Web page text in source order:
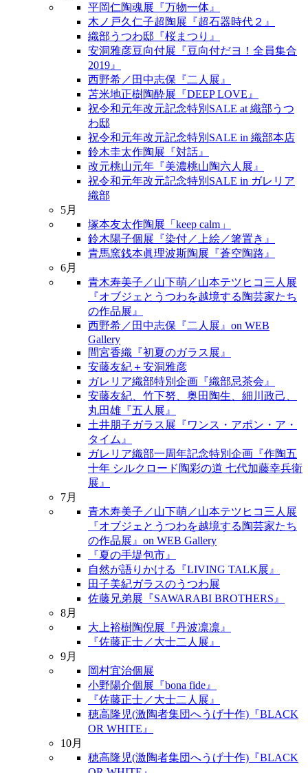
平岡仁陶魂展『万物一体』
木ノ戸久仁子超陶展『超石器時代２』
織部うつわ邸『桜まつり』
安洞雅彦豆向付展『豆向付だヨ！全員集合
2019』
西野希／田中志保『二人展』
苫米地正樹陶酔展『DEEP LOVE』
祝令和元年改元記念特別SALE at 織部うつ
わ邸
祝令和元年改元記念特別SALE in 織部本店
鈴木圭太作陶展『対話』
改元桃山元年『美濃桃山陶六人展』
祝令和元年改元記念特別SALE in ガレリア
織部
5月
塚本友太作陶展「keep calm」
鈴木陽子個展『染付／上絵／箸置き』
青馬窯銭本眞理波斯陶展『蒼空陶路』
6月
青木寿美子／山下萌／山本テツヒコ三人展
『オブジェとうつわを越境する陶芸家たち
の作品展』
西野希／田中志保『二人展』on WEB
Gallery
間宮香織『初夏のガラス展』
安藤友紀＋安洞雅彦
ガレリア織部特別企画『織部忌茶会』
安藤友紀、竹下努、奥田陶生、細川政己、
丸田雄『五人展』
土井朋子ガラス展『ワンス・アポン・ア・
タイム』
ガレリア織部一周年記念特別企画『作陶五
十年 シルクロード陶彩の道 七代加藤幸兵衛
展』
7月
青木寿美子／山下萌／山本テツヒコ三人展
『オブジェとうつわを越境する陶芸家たち
の作品展』on WEB Gallery
『夏の手堤包市』
自然が語りかける『LIVING TALK展』
田子美紀ガラスのうつわ展
佐藤兄弟展『SAWARABI BROTHERS』
8月
大上裕樹陶倪展『丹波凛凛』
『佐藤正士／大士二人展』
9月
岡村宜治個展
小野陽介個展『bona fide』
『佐藤正士／大士二人展』
穂高隆児(激陶者集団へうげ十作)『BLACK
OR WHITE』
10月
穂高隆児(激陶者集団へうげ十作)『BLACK